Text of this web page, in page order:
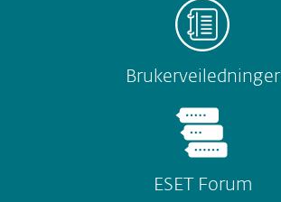
Brukerveiledninger
ESET Forum